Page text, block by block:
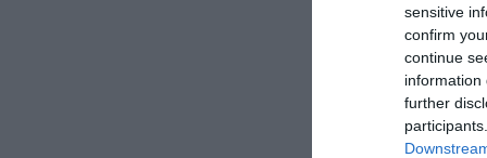
sensitive
confirm
continue
information
further